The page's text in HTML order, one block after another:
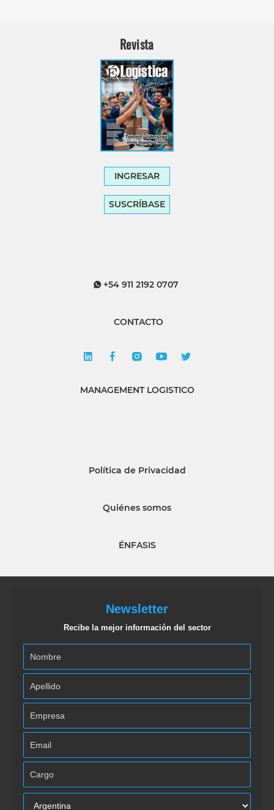
Revista
INGRESAR
SUSCRÍBASE
+54 911 2192 0707
CONTACTO
MANAGEMENT LOGISTICO
Política de Privacidad
Quiénes somos
ÉNFASIS
Newsletter
Recibe la mejor información del sector